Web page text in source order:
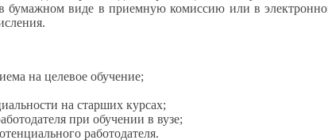
бумажном виде в приемную комиссию илив
на целевое обучение;
на старших курсах;
при обучении в вузе;
работодателя.